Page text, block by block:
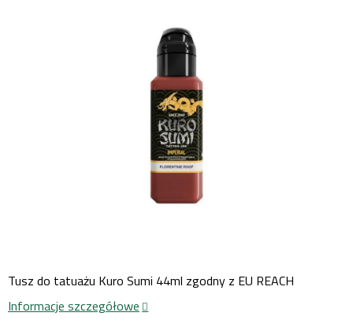
Tusz do tatuażu Kuro Sumi 44ml zgodny z EU REACH
Informacje szczegółowe